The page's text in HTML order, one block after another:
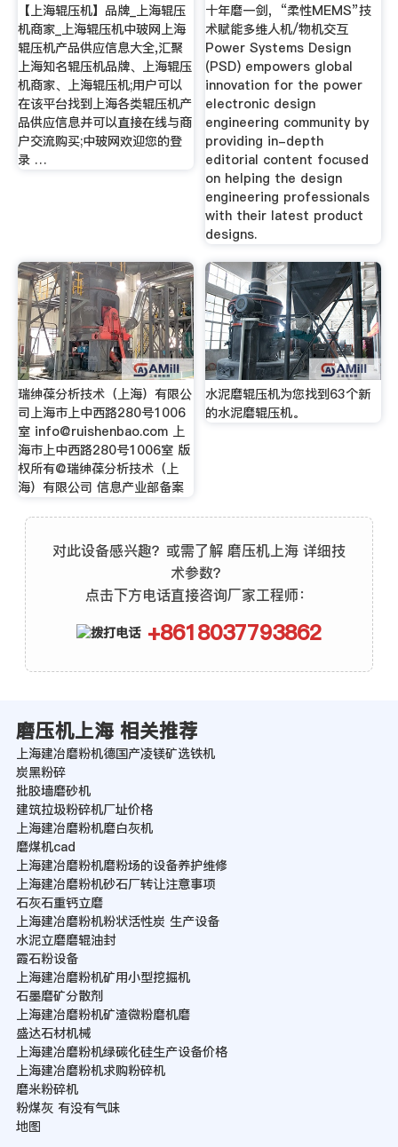
【上海辊压机】品牌_上海辊压
机商家_上海辊压机中玻网上海
辊压机产品供应信息大全,汇聚
上海知名辊压机品牌、上海辊压
机商家、上海辊压机;用户可以
在该平台找到上海各类辊压机产
品供应信息并可以直接在线与商
户交流购买;中玻网欢迎您的登
录 …
十年磨一剑，“柔性MEMS”技
术赋能多维人机/物机交互
Power Systems Design
(PSD) empowers global
innovation for the power
electronic design
engineering community by
providing in-depth
editorial content focused
on helping the design
engineering professionals
with their latest product
designs.
瑞绅葆分析技术（上海）有限公
司上海市上中西路280号1006
室 info@ruishenbao.com上
海市上中西路280号1006室 版
权所有@瑞绅葆分析技术（上
海）有限公司 信息产业部备案
水泥磨辊压机为您找到63个新
的水泥磨辊压机。
对此设备感兴趣？或需了解 磨压机上海 详细技
术参数？
点击下方电话直接咨询厂家工程师：
+8618037793862
磨压机上海 相关推荐
上海建冶磨粉机德国产凌镁矿选铁机
炭黑粉碎
批胶墙磨砂机
建筑拉圾粉碎机厂址价格
上海建冶磨粉机磨白灰机
磨煤机cad
上海建冶磨粉机磨粉场的设备养护维修
上海建冶磨粉机砂石厂转让注意事项
石灰石重钙立磨
上海建冶磨粉机粉状活性炭 生产设备
水泥立磨磨辊油封
霞石粉设备
上海建冶磨粉机矿用小型挖掘机
石墨磨矿分散剂
上海建冶磨粉机矿渣微粉磨机磨
盛达石材机械
上海建冶磨粉机绿碳化硅生产设备价格
上海建冶磨粉机求购粉碎机
磨米粉碎机
粉煤灰 有没有气味
地图